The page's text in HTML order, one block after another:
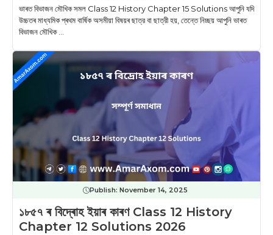
ভাৰত বিভাজন মৌখিক সমল Class 12 History Chapter 15 Solutions আপুনি যদি
উচ্চতৰ মাধ্যমিক প্ৰথম বাৰ্ষিক অসমীয়া বিষয়ৰ ছাত্র বা ছাত্রী হয়, তেন্তে নিচ্ছয় আপুনি ভাৰত
বিভাজন মৌখিক ...
Publish: November 14, 2025
১৮৫৭ ৰ বিদ্ৰোহ ইয়াৰ কাৰণ Class 12 History
Chapter 12 Solutions 2026